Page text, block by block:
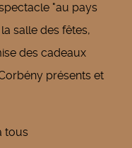
"au pays
salle des fêtes,
des cadeaux
présents et
tous